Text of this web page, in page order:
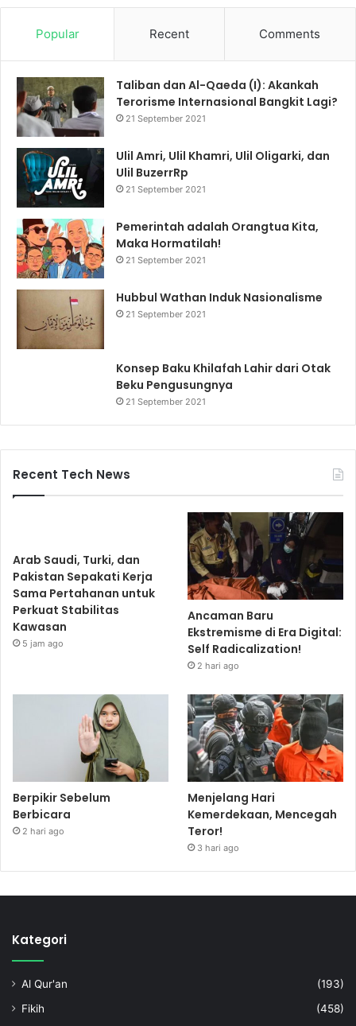
Popular Recent Comments
Taliban dan Al-Qaeda (I): Akankah
Terorisme Internasional Bangkit Lagi?
21 September 2021
Ulil Amri, Ulil Khamri, Ulil Oligarki, dan
Ulil BuzerrRp
21 September 2021
Pemerintah adalah Orangtua Kita,
Maka Hormatilah!
21 September 2021
Hubbul Wathan Induk Nasionalisme
21 September 2021
Konsep Baku Khilafah Lahir dari Otak
Beku Pengusungnya
21 September 2021
Recent Tech News
Arab Saudi, Turki, dan
Pakistan Sepakati Kerja
Sama Pertahanan untuk
Perkuat Stabilitas
Kawasan
5 jam ago
Ancaman Baru
Ekstremisme di Era Digital:
Self Radicalization!
2 hari ago
Berpikir Sebelum
Berbicara
2 hari ago
Menjelang Hari
Kemerdekaan, Mencegah
Teror!
3 hari ago
Kategori
Al Qur'an
(193)
Fikih
(458)